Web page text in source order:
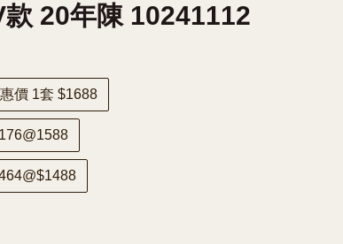
款 20年陳 10241112
價 1套 $1688